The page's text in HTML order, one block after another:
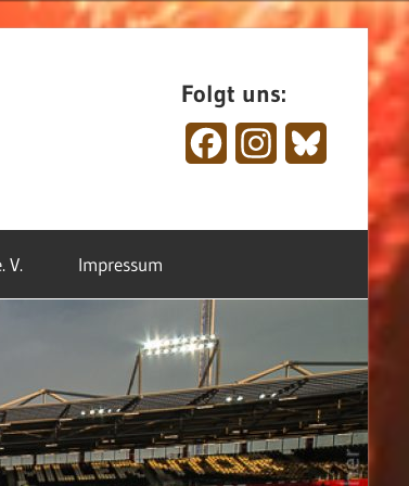
Folgt uns:
FacebookInstagramBluesky
V. Impressum